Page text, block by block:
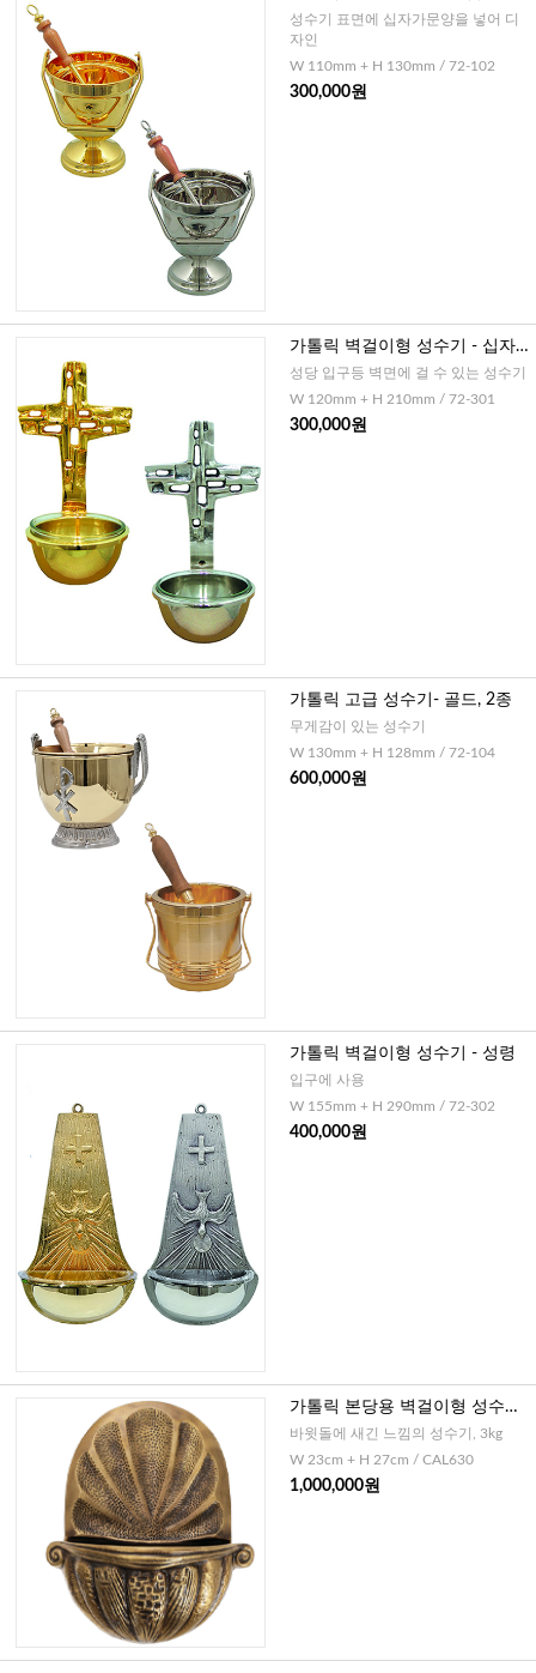
양
성수기 표면에 십자가문양을 넣어 디
자인
W 110mm + H 130mm / 72-102
300,000원
가톨릭 벽걸이형 성수기 - 십자
문양
성당 입구등 벽면에 걸 수 있는 성수기
W 120mm + H 210mm / 72-301
300,000원
가톨릭 고급 성수기- 골드, 2종
무게감이 있는 성수기
W 130mm + H 128mm / 72-104
600,000원
가톨릭 벽걸이형 성수기 - 성령
입구에 사용
W 155mm + H 290mm / 72-302
400,000원
가톨릭 본당용 벽걸이형 성수기
- 브론즈 (이태리)
바윗돌에 새긴 느낌의 성수기, 3kg
W 23cm + H 27cm / CAL630
1,000,000원